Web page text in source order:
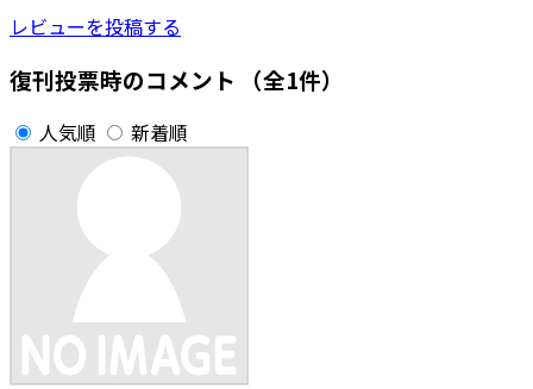
レビューを投稿する
復刊投票時のコメント （全1件）
人気順 新着順